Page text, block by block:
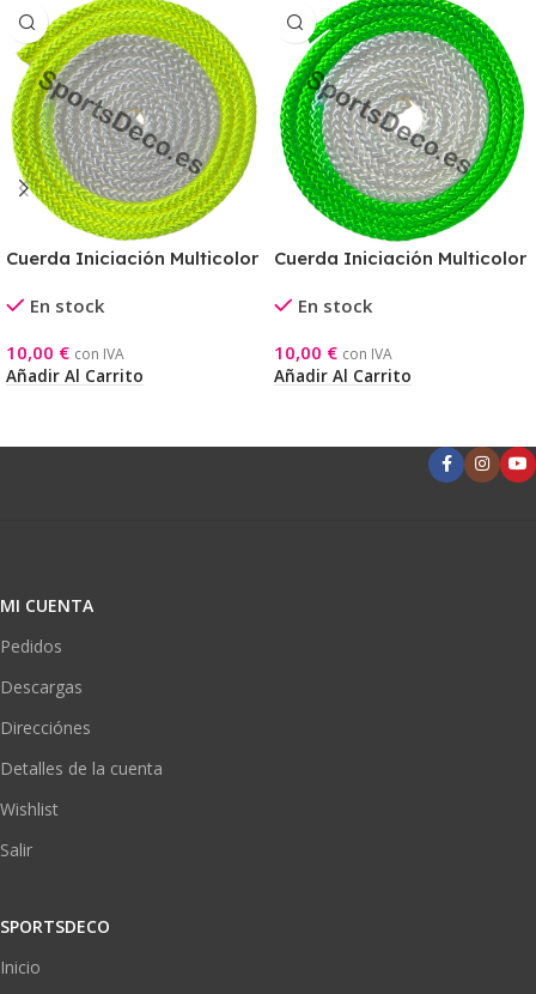
Cuerda Iniciación Multicolor
En stock
10,00 € con IVA
Añadir Al Carrito
Cuerda Iniciación Multicolor
En stock
10,00 € con IVA
Añadir Al Carrito
MI CUENTA
Pedidos
Descargas
Direcciónes
Detalles de la cuenta
Wishlist
Salir
SPORTSDECO
Inicio